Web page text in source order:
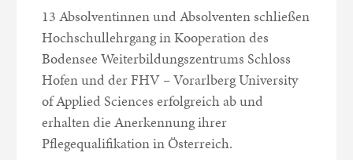
13 Absolventinnen und Absolventen schließen
Hochschullehrgang in Kooperation des
Bodensee Weiterbildungszentrums Schloss
Hofen und der FHV – Vorarlberg University
of Applied Sciences erfolgreich ab und
erhalten die Anerkennung ihrer
Pflegequalifikation in Österreich.